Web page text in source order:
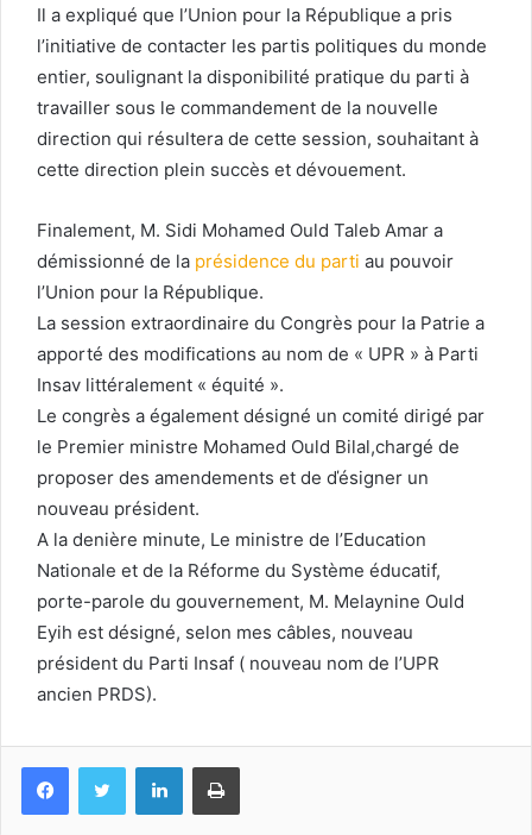
Il a expliqué que l’Union pour la République a pris
l’initiative de contacter les partis politiques du monde
entier, soulignant la disponibilité pratique du parti à
travailler sous le commandement de la nouvelle
direction qui résultera de cette session, souhaitant à
cette direction plein succès et dévouement.
Finalement, M. Sidi Mohamed Ould Taleb Amar a
démissionné de la présidence du parti au pouvoir
l’Union pour la République.
La session extraordinaire du Congrès pour la Patrie a
apporté des modifications au nom de « UPR » à Parti
Insav littéralement « équité ».
Le congrès a également désigné un comité dirigé par
le Premier ministre Mohamed Ould Bilal,chargé de
proposer des amendements et de ďésigner un
nouveau président.
A la denière minute, Le ministre de l’Education
Nationale et de la Réforme du Système éducatif,
porte-parole du gouvernement, M. Melaynine Ould
Eyih est désigné, selon mes câbles, nouveau
président du Parti Insaf ( nouveau nom de l’UPR
ancien PRDS).
FacebookTwitter LinkedinImprimer